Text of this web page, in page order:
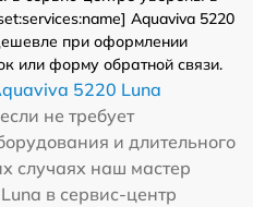
Aquaviva 5220
при оформлении
или форму обратной связи.
5220 Luna
не требует
и длительного
случаях наш мастер
в сервис-центр